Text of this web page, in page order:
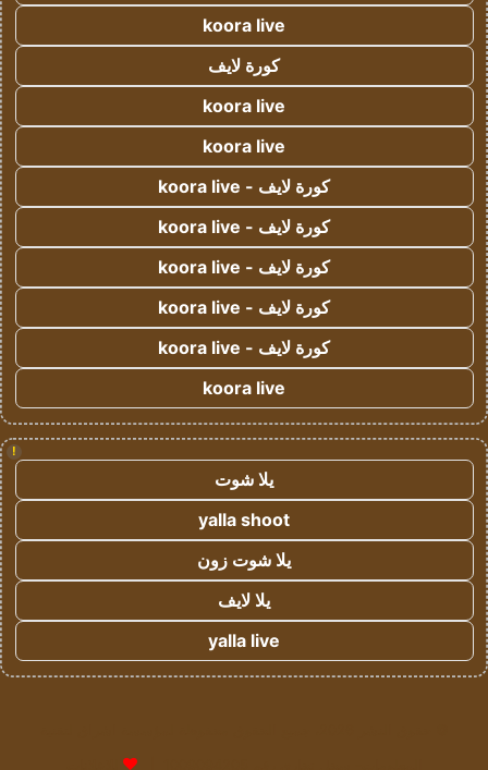
koora live
كورة لايف
koora live
koora live
كورة لايف - koora live
كورة لايف - koora live
كورة لايف - koora live
كورة لايف - koora live
كورة لايف - koora live
koora live
!
يلا شوت
yalla shoot
يلا شوت زون
يلا لايف
yalla live